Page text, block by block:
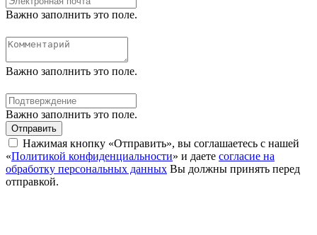
Важно заполнить это поле.
Важно заполнить это поле.
Важно заполнить это поле.
Отправить
Нажимая кнопку «Отправить», вы соглашаетесь с нашей
«Политикой конфиденциальности» и даете согласие на
обработку персональных данных Вы должны принять перед
отправкой.